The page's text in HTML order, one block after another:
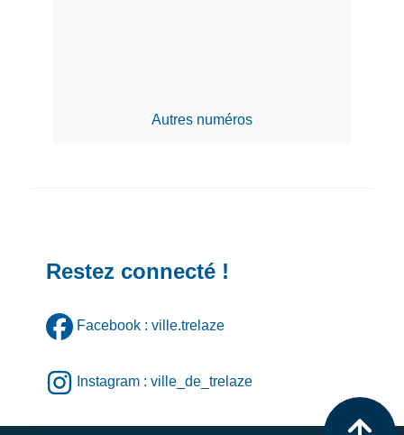
Autres numéros
Restez connecté !
Facebook : ville.trelaze
Instagram : ville_de_trelaze